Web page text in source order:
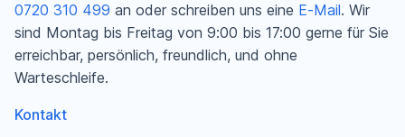
0720 310 499 an oder schreiben uns eine E-Mail. Wir
sind Montag bis Freitag von 9:00 bis 17:00 gerne für Sie
erreichbar, persönlich, freundlich, und ohne
Warteschleife.
Kontakt